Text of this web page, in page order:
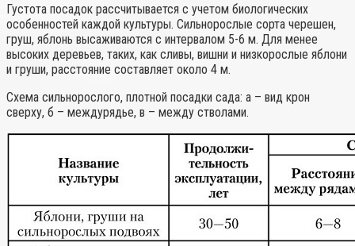
Густота посадок рассчитывается с учетом биологических
особенностей каждой культуры. Сильнорослые сорта черешен,
груш, яблонь высаживаются с интервалом 5-6 м. Для менее
высоких деревьев, таких, как сливы, вишни и низкорослые яблони
и груши, расстояние составляет около 4 м.
Схема сильнорослого, плотной посадки сада: а – вид крон
сверху, б – междурядье, в – между стволами.